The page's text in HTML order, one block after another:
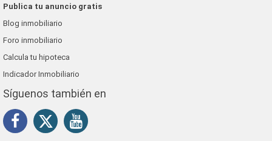
Publica tu anuncio gratis
Blog inmobiliario
Foro inmobiliario
Calcula tu hipoteca
Indicador Inmobiliario
Síguenos también en